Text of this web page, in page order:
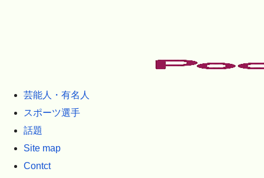
芸能人・有名人
スポーツ選手
話題
Site map
Contct